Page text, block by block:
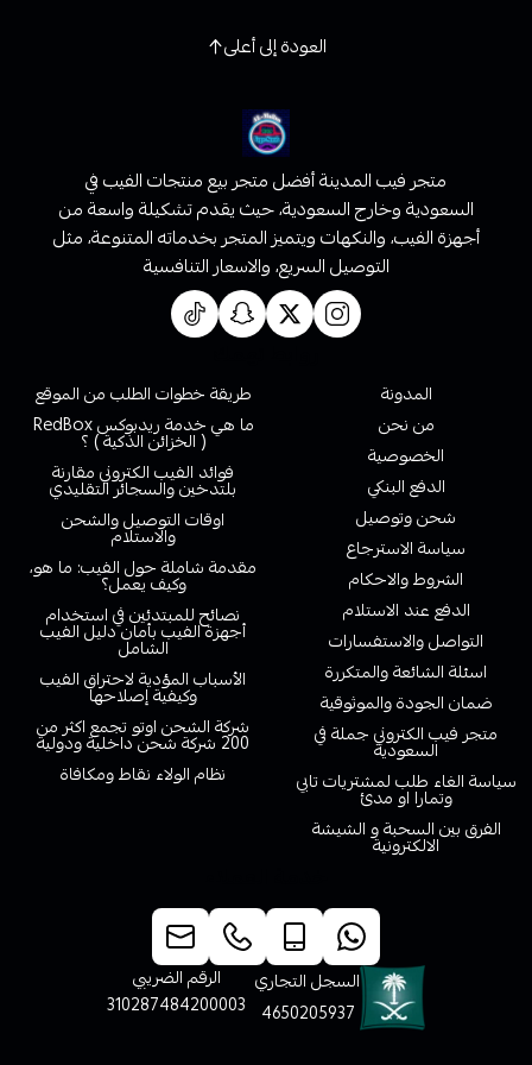
العودة إلى أعلى
متجر فيب المدينة أفضل متجر بيع منتجات الفيب في
السعودية وخارج السعودية، حيث يقدم تشكيلة واسعة من
أجهزة الفيب، والنكهات ويتميز المتجر بخدماته المتنوعة، مثل
التوصيل السريع، والاسعار التنافسية
المدونة
من نحن
الخصوصية
الدفع البنكي
شحن وتوصيل
سياسة الاسترجاع
الشروط والاحكام
الدفع عند الاستلام
التواصل والاستفسارات
اسئلة الشائعة والمتكررة
ضمان الجودة والموثوقية
متجر فيب الكتروني جملة في
السعودية
سياسة الغاء طلب لمشتريات تابي
وتمارا او مدئ
الفرق بين السحبة و الشيشة
الالكترونية
طريقة خطوات الطلب من الموقع
ما هي خدمة ريدبوكس RedBox
( الخزائن الذكية ) ؟
فوائد الفيب الكتروني مقارنة
بلتدخين والسجائر التقليدي
اوقات التوصيل والشحن
والاستلام
مقدمة شاملة حول الفيب: ما هو،
وكيف يعمل؟
نصائح للمبتدئين في استخدام
أجهزة الفيب بأمان دليل الفيب
الشامل
الأسباب المؤدية لاحتراق الفيب
وكيفية إصلاحها
شركة الشحن اوتو تجمع اكثر من
200 شركة شحن داخلية ودولية
نظام الولاء نقاط ومكافاة
السجل التجاري
4650205937
الرقم الضريبي
310287484200003